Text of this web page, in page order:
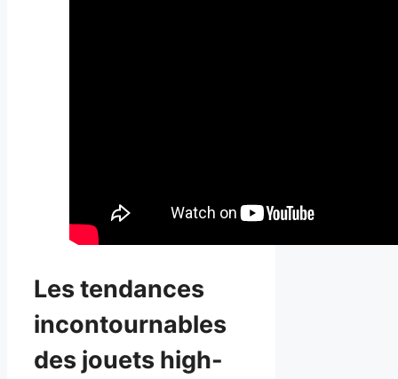
Les tendances
incontournables
des jouets high-